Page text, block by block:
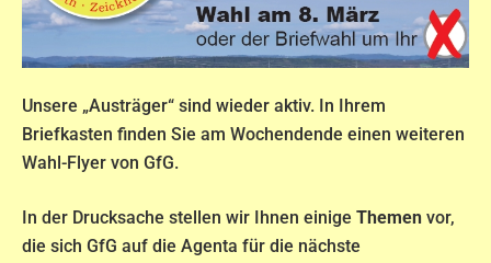
Unsere „Austräger“ sind wieder aktiv. In Ihrem
Briefkasten finden Sie am Wochendende einen weiteren
Wahl-Flyer von GfG.
In der Drucksache stellen wir Ihnen einige Themen vor,
die sich GfG auf die Agenta für die nächste